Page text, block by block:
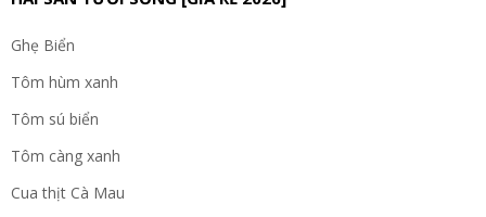
Ghẹ Biển
Tôm hùm xanh
Tôm sú biển
Tôm càng xanh
Cua thịt Cà Mau